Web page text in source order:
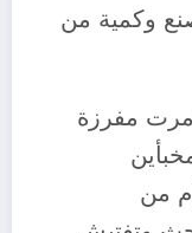
وكمية من
مفرزة
كيلوغرام من